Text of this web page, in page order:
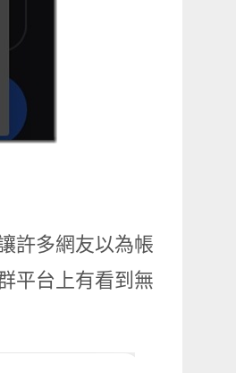
許多網友以為帳
平台上有看到無